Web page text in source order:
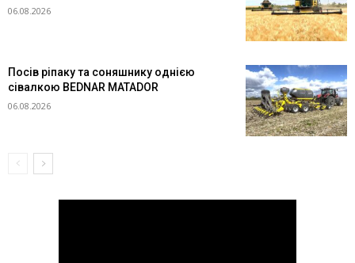
06.08.2026
Посів ріпаку та соняшнику однією
сівалкою BEDNAR MATADOR
06.08.2026